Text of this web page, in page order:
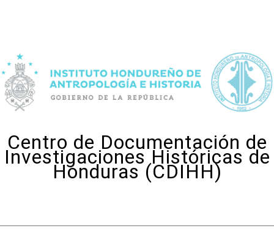
Centro de Documentación de
Investigaciones Históricas de
Honduras (CDIHH)